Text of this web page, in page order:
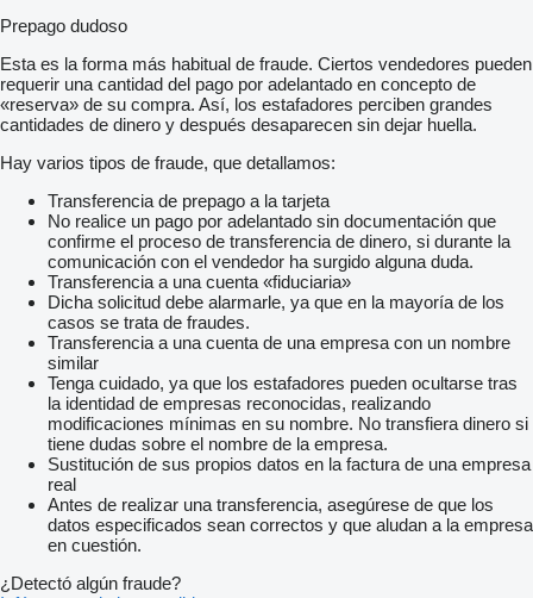
Prepago dudoso
Esta es la forma más habitual de fraude. Ciertos vendedores pueden
requerir una cantidad del pago por adelantado en concepto de
«reserva» de su compra. Así, los estafadores perciben grandes
cantidades de dinero y después desaparecen sin dejar huella.
Hay varios tipos de fraude, que detallamos:
Transferencia de prepago a la tarjeta
No realice un pago por adelantado sin documentación que
confirme el proceso de transferencia de dinero, si durante la
comunicación con el vendedor ha surgido alguna duda.
Transferencia a una cuenta «fiduciaria»
Dicha solicitud debe alarmarle, ya que en la mayoría de los
casos se trata de fraudes.
Transferencia a una cuenta de una empresa con un nombre
similar
Tenga cuidado, ya que los estafadores pueden ocultarse tras
la identidad de empresas reconocidas, realizando
modificaciones mínimas en su nombre. No transfiera dinero si
tiene dudas sobre el nombre de la empresa.
Sustitución de sus propios datos en la factura de una empresa
real
Antes de realizar una transferencia, asegúrese de que los
datos especificados sean correctos y que aludan a la empresa
en cuestión.
¿Detectó algún fraude?